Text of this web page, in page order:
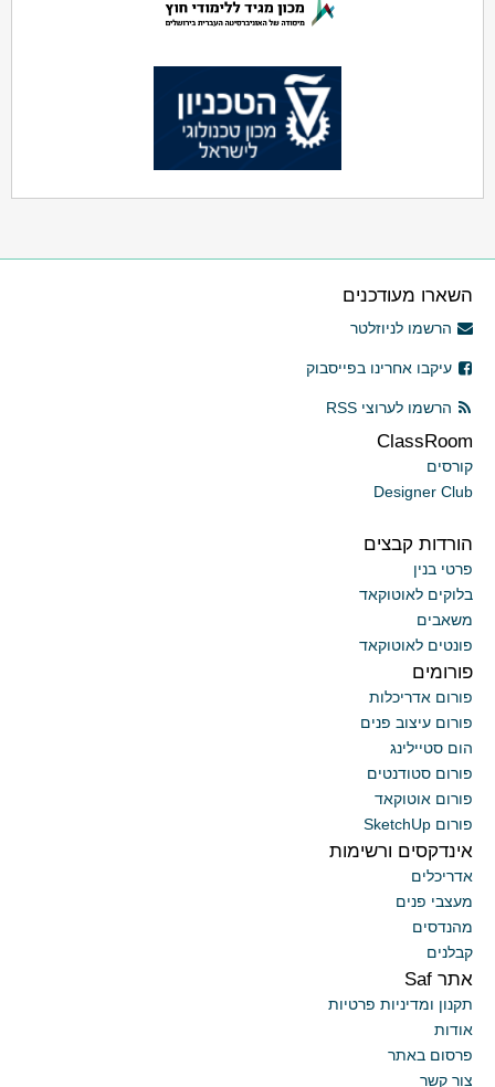
השארו מעודכנים
הרשמו לניוזלטר
עיקבו אחרינו בפייסבוק
הרשמו לערוצי RSS
ClassRoom
קורסים
Designer Club
הורדות קבצים
פרטי בנין
בלוקים לאוטוקאד
משאבים
פונטים לאוטוקאד
פורומים
פורום אדריכלות
פורום עיצוב פנים
הום סטיילינג
פורום סטודנטים
פורום אוטוקאד
פורום SketchUp
אינדקסים ורשימות
אדריכלים
מעצבי פנים
מהנדסים
קבלנים
אתר Saf
תקנון ומדיניות פרטיות
אודות
פרסום באתר
צור קשר